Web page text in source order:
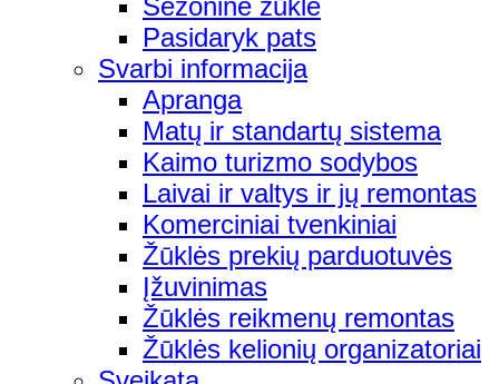
Pasidaryk pats
Svarbi informacija
Apranga
Matų ir standartų sistema
Kaimo turizmo sodybos
Laivai ir valtys ir jų remontas
Komerciniai tvenkiniai
Žūklės prekių parduotuvės
Įžuvinimas
Žūklės reikmenų remontas
Žūklės kelionių organizatoriai